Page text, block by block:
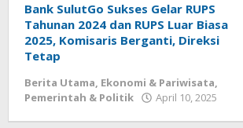
Bank SulutGo Sukses Gelar RUPS
Tahunan 2024 dan RUPS Luar Biasa
2025, Komisaris Berganti, Direksi
Tetap
Berita Utama, Ekonomi & Pariwisata,
Pemerintah & Politik
April 10, 2025